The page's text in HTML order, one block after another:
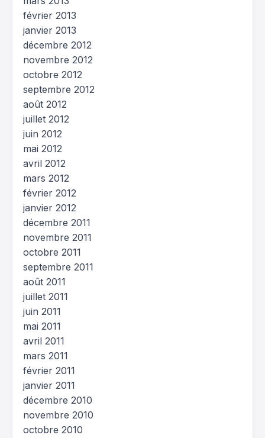
février 2013
janvier 2013
décembre 2012
novembre 2012
octobre 2012
septembre 2012
août 2012
juillet 2012
juin 2012
mai 2012
avril 2012
mars 2012
février 2012
janvier 2012
décembre 2011
novembre 2011
octobre 2011
septembre 2011
août 2011
juillet 2011
juin 2011
mai 2011
avril 2011
mars 2011
février 2011
janvier 2011
décembre 2010
novembre 2010
octobre 2010